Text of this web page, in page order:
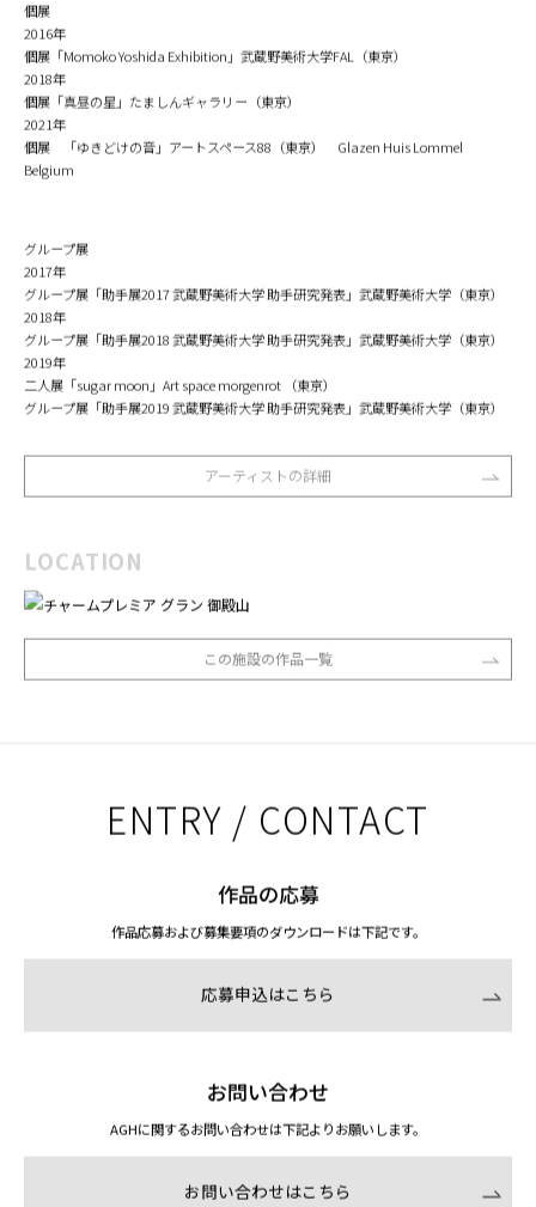
個展
2016年
個展「Momoko Yoshida Exhibition」武蔵野美術大学FAL（東京）
2018年
個展「真昼の星」たましんギャラリー（東京）
2021年
個展 「ゆきどけの音」アートスペース88（東京） Glazen Huis Lommel
Belgium
グループ展
2017年
グループ展「助手展2017 武蔵野美術大学 助手研究発表」武蔵野美術大学（東京）
2018年
グループ展「助手展2018 武蔵野美術大学 助手研究発表」武蔵野美術大学（東京）
2019年
二人展「sugar moon」Art space morgenrot （東京）
グループ展「助手展2019 武蔵野美術大学 助手研究発表」武蔵野美術大学（東京）
アーティストの詳細
LOCATION
この施設の作品一覧
ENTRY / CONTACT
作品の応募
作品応募および募集要項のダウンロードは下記です。
応募申込はこちら
お問い合わせ
AGHに関するお問い合わせは下記よりお願いします。
お問い合わせはこちら